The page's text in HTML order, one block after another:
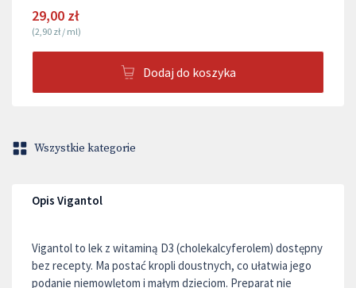
29,00 zł
(2,90 zł / ml)
Dodaj do koszyka
Wszystkie kategorie
Opis Vigantol
Vigantol to lek z witaminą D3 (cholekalcyferolem) dostępny
bez recepty. Ma postać kropli doustnych, co ułatwia jego
podanie niemowlętom i małym dzieciom. Preparat nie